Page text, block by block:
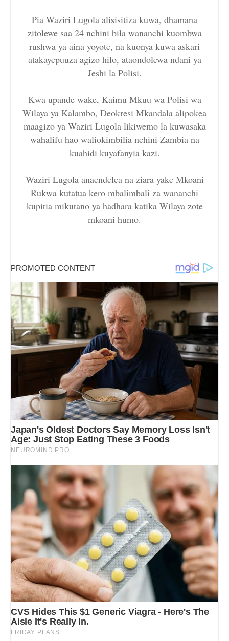
Pia Waziri Lugola alisisitiza kuwa, dhamana
zitolewe saa 24 nchini bila wananchi kuombwa
rushwa ya aina yoyote, na kuonya kuwa askari
atakayepuuza agizo hilo, ataondolewa ndani ya
Jeshi la Polisi.
Kwa upande wake, Kaimu Mkuu wa Polisi wa
Wilaya ya Kalambo, Deokresi Mkandala alipokea
maagizo ya Waziri Lugola likiwemo la kuwasaka
wahalifu hao waliokimbilia nchini Zambia na
kuahidi kuyafanyia kazi.
Waziri Lugola anaendelea na ziara yake Mkoani
Rukwa kutatua kero mbalimbali za wananchi
kupitia mikutano ya hadhara katika Wilaya zote
mkoani humo.